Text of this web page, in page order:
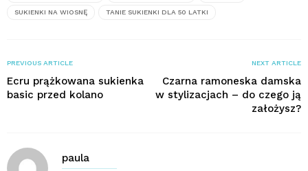
SUKIENKI NA WIOSNĘ TANIE SUKIENKI DLA 50 LATKI
PREVIOUS ARTICLE
Ecru prążkowana sukienka
basic przed kolano
NEXT ARTICLE
Czarna ramoneska damska
w stylizacjach – do czego ją
założysz?
paula